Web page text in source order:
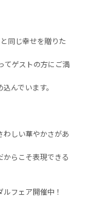
同じ幸せを贈りた
てゲストの方にご満
んでいます。
わしい華やかさがあ
からこそ表現できる
フェア開催中！